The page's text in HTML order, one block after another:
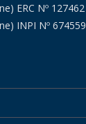
ERC Nº 127462
INPI Nº 674559